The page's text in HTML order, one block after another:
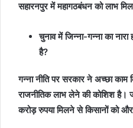
सहारनपुर में महागठबंधन को लाभ
चुनाव में जिन्ना-गन्ना का नारा
है?
गन्ना नीति पर सरकार ने अच्छा काम
राजनीतिक लाभ लेने की कोशिश
करोड़ रुपया मिलने से किसानों को और